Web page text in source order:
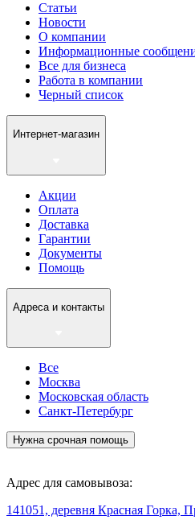
Статьи
Новости
О компании
Информационные
Все для бизнеса
Работа в компании
Черный список
Интернет-магазин
Акции
Оплата
Доставка
Гарантии
Документы
Помощь
Адреса и контакты
Все
Москва
Московская область
Санкт-Петербург
Нужна срочная помощь
Адрес для самовывоза:
141051, деревня Красная Горка,